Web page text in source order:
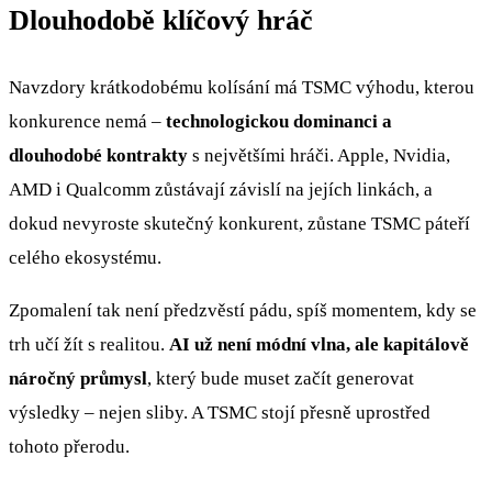
Dlouhodobě klíčový hráč
Navzdory krátkodobému kolísání má TSMC výhodu, kterou
konkurence nemá – technologickou dominanci a
dlouhodobé kontrakty s největšími hráči. Apple, Nvidia,
AMD i Qualcomm zůstávají závislí na jejích linkách, a
dokud nevyroste skutečný konkurent, zůstane TSMC páteří
celého ekosystému.
Zpomalení tak není předzvěstí pádu, spíš momentem, kdy se
trh učí žít s realitou. AI už není módní vlna, ale kapitálově
náročný průmysl, který bude muset začít generovat
výsledky – nejen sliby. A TSMC stojí přesně uprostřed
tohoto přerodu.